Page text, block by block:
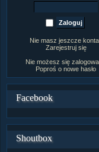
Nie masz jeszcze
Zarejestruj się
Nie możesz się
Poproś o nowe hasło
Facebook
Shoutbox